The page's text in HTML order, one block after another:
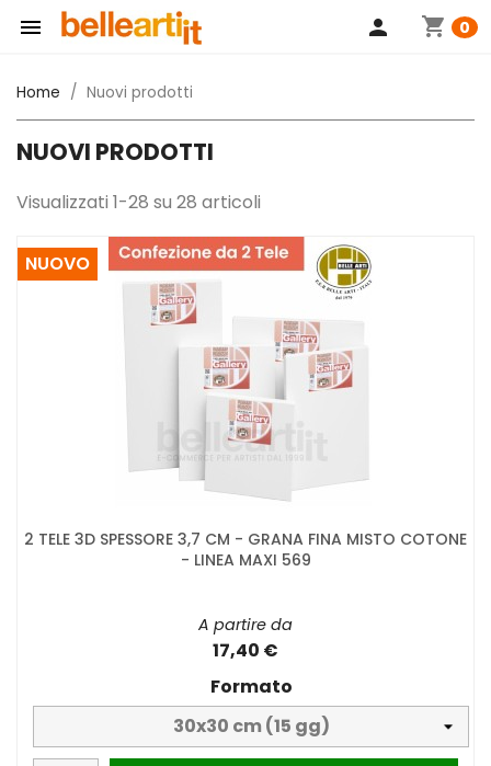
 shopping_cart 0
person
Home Nuovi prodotti
NUOVI PRODOTTI
Visualizzati 1-28 su 28 articoli
2 TELE 3D SPESSORE 3,7 CM - GRANA FINA MISTO COTONE
- LINEA MAXI 569
A partire da
17,40 €
Formato
NUOVO